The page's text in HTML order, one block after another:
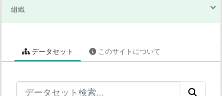
組織
データセット このサイトについて